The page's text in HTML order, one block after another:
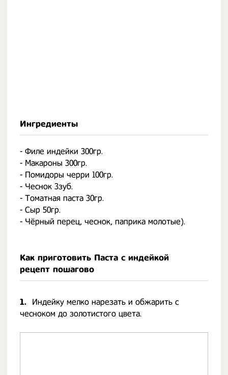
Ингредиенты
- Филе индейки 300гр.
- Макароны 300гр.
- Помидоры черри 100гр.
- Чеснок 3зуб.
- Томатная паста 30гр.
- Сыр 50гр.
- Чёрный перец, чеснок, паприка молотые).
Как приготовить Паста с индейкой
рецепт пошагово
1.
Индейку мелко нарезать и обжарить с
чесноком до золотистого цвета.